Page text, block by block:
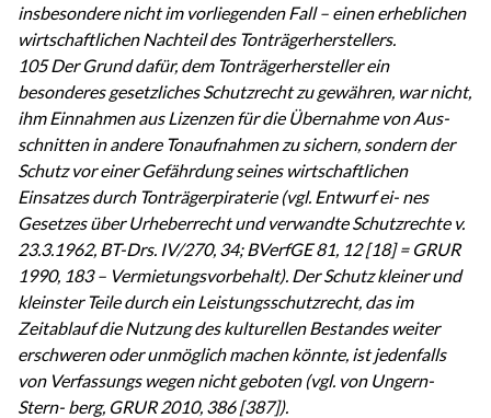
insbesondere nicht im vorliegenden Fall – einen erheblichen
wirtschaftlichen Nachteil des Tonträgerherstellers.
105 Der Grund dafür, dem Tonträgerhersteller ein
besonderes gesetzliches Schutzrecht zu gewähren, war nicht,
ihm Einnahmen aus Lizenzen für die Übernahme von Aus-
schnitten in andere Tonaufnahmen zu sichern, sondern der
Schutz vor einer Gefährdung seines wirtschaftlichen
Einsatzes durch Tonträgerpiraterie (vgl. Entwurf ei- nes
Gesetzes über Urheberrecht und verwandte Schutzrechte v.
23.3.1962, BT-Drs. IV/270, 34; BVerfGE 81, 12 [18] = GRUR
1990, 183 – Vermietungsvorbehalt). Der Schutz kleiner und
kleinster Teile durch ein Leistungsschutzrecht, das im
Zeitablauf die Nutzung des kulturellen Bestandes weiter
erschweren oder unmöglich machen könnte, ist jedenfalls
von Verfassungs wegen nicht geboten (vgl. von Ungern-
Stern- berg, GRUR 2010, 386 [387]).